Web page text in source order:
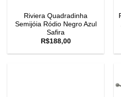
Riviera Quadradinha
Semijóia Ródio Negro Azul
Safira
R$188,00